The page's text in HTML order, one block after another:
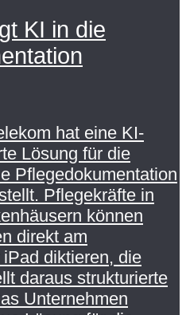
KI in die
hat eine KI-
Lösung für die
Pflegedokumentation
Pflegekräfte in
können
direkt am
diktieren, die
daraus strukturierte
Unternehmen